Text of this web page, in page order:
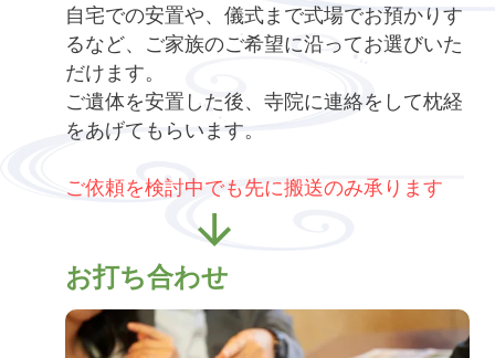
自宅での安置や、儀式まで式場でお預かりす
るなど、ご家族のご希望に沿ってお選びいた
だけます。
ご遺体を安置した後、寺院に連絡をして枕経
をあげてもらいます。
ご依頼を検討中でも先に搬送のみ承ります
お打ち合わせ